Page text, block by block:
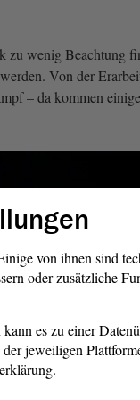
zu wenig Beachtung
werden. Von der
– da kommen einige
Daten an
Cookies durch
von ihnen sind
oder zusätzliche
es zu einer
jeweiligen